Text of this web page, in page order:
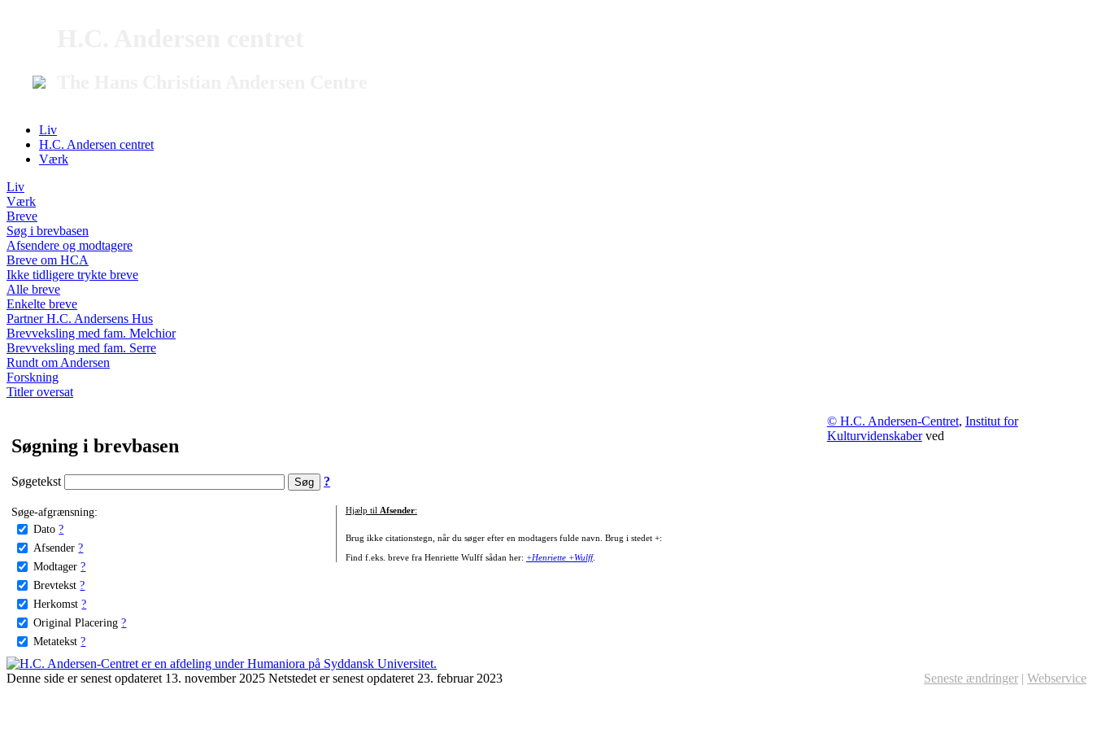
Liv
H.C. Andersen centret
Værk
Liv
Værk
Breve
Søg i brevbasen
Afsendere og modtagere
Breve om HCA
Ikke tidligere trykte breve
Alle breve
Enkelte breve
Partner H.C. Andersens Hus
Brevveksling med fam. Melchior
Brevveksling med fam. Serre
Rundt om Andersen
Forskning
Titler oversat
Søgning i brevbasen
Søgetekst ?
Søge-afgrænsning:
Dato ?
Afsender ?
Modtager ?
Brevtekst ?
Herkomst ?
Original Placering ?
Metatekst ?
Hjælp til Afsender:
Brug ikke citationstegn, når du søger efter en modtagers fulde navn. Brug i stedet +:
Find f.eks. breve fra Henriette Wulff sådan her: +Henriette +Wulff.
© H.C. Andersen-Centret, Institut for
Kulturvidenskaberved
Denne side er senest opdateret 13. november 2025 Netstedet er senest opdateret 23. februar 2023 Seneste ændringer | Webservice